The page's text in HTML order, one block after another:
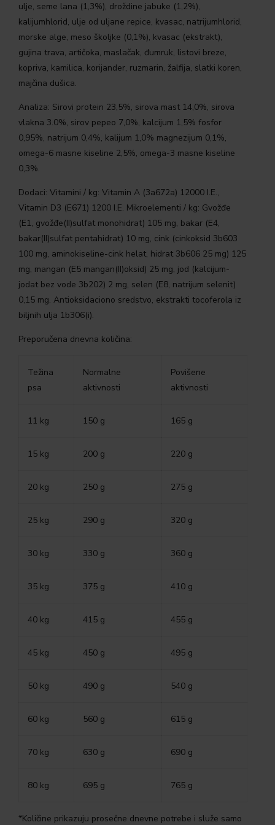
ulje, seme lana (1,3%), droždine jabuke (1,2%),
kalijumhlorid, ulje od uljane repice, kvasac, natrijumhlorid,
morske alge, meso školjke (0,1%), kvasac (ekstrakt),
gujina trava, artičoka, maslačak, đumruk, listovi breze,
kopriva, kamilica, korijander, ruzmarin, žalfija, slatki koren,
majčina dušica.
Analiza: Sirovi protein 23,5%, sirova mast 14,0%, sirova
vlakna 3.0%, sirov pepeo 7,0%, kalcijum 1,5% fosfor
0,95%, natrijum 0,4%, kalijum 1,0% magnezijum 0,1%,
omega-6 masne kiseline 2,5%, omega-3 masne kiseline
0,3%.
Dodaci: Vitamini / kg: Vitamin A (3a672a) 12000 I.E.,
Vitamin D3 (E671) 1200 I.E. Mikroelementi / kg: Gvožđe
(E1, gvožđe(II)sulfat monohidrat) 105 mg, bakar (E4,
bakar(II)sulfat pentahidrat) 10 mg, cink (cinkoksid 3b603
100 mg, aminokiseline-cink helat, hidrat 3b606 25 mg) 125
mg, mangan (E5 mangan(II)oksid) 25 mg, jod (kalcijum-
jodat bez vode 3b202) 2 mg, selen (E8, natrijum selenit)
0,15 mg. Antioksidaciono sredstvo, ekstrakti tocoferola iz
biljnih ulja 1b306(i).
Preporučena dnevna količina:
Težina
psa
Normalne
aktivnosti
Povišene
aktivnosti
11 kg 150 g 165 g
15 kg 200 g 220 g
20 kg 250 g 275 g
25 kg 290 g 320 g
30 kg 330 g 360 g
35 kg 375 g 410 g
40 kg 415 g 455 g
45 kg 450 g 495 g
50 kg 490 g 540 g
60 kg 560 g 615 g
70 kg 630 g 690 g
80 kg 695 g 765 g
*Količine prikazuju prosečne dnevne potrebe i služe samo